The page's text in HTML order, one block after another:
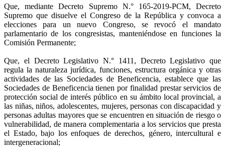
Que, mediante Decreto Supremo N.° 165-2019-PCM, Decreto
Supremo que disuelve el Congreso de la República y convoca a
elecciones para un nuevo Congreso, se revocó el mandato
parlamentario de los congresistas, manteniéndose en funciones la
Comisión Permanente;
Que, el Decreto Legislativo N.° 1411, Decreto Legislativo que
regula la naturaleza jurídica, funciones, estructura orgánica y otras
actividades de las Sociedades de Beneficencia, establece que las
Sociedades de Beneficencia tienen por finalidad prestar servicios de
protección social de interés público en su ámbito local provincial, a
las niñas, niños, adolescentes, mujeres, personas con discapacidad y
personas adultas mayores que se encuentren en situación de riesgo o
vulnerabilidad, de manera complementaria a los servicios que presta
el Estado, bajo los enfoques de derechos, género, intercultural e
intergeneracional;